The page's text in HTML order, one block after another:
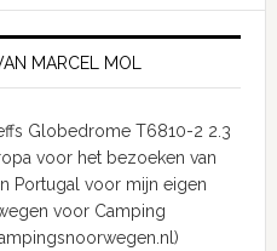
MARCEL MOL
Globedrome T6810-2 2.3
voor het bezoeken van
Portugal voor mijn eigen
voor Camping